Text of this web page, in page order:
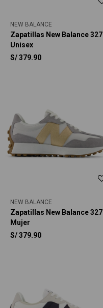
NEW BALANCE
Zapatillas New Balance 327
Unisex
S/379.90
NEW BALANCE
Zapatillas New Balance 327
Mujer
S/379.90